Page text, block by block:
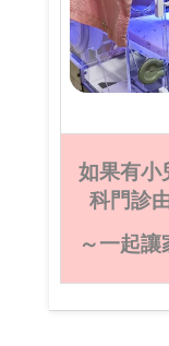
如果有小
科門診
～一起